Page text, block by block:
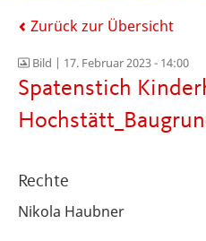
Zurück zur Übersicht
Bild | 17. Februar 2023 - 14:00
Spatenstich
Rechte
Nikola Haubner